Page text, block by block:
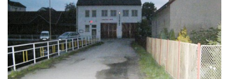
© 2026 eStránky.cz |WebSlice |Drucken |Aktualisiert: 1. 8. 2026|
Nach oben ↑